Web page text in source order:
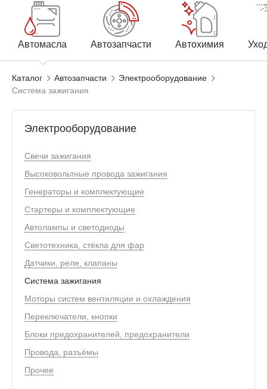
Автомасла Автозапчасти Автохимия
Каталог Автозапчасти
Электрооборудование
Система зажигания
Электрооборудование
Свечи зажигания
Высоковольтные провода зажигания
Генераторы и комплектующие
Стартеры и комплектующие
Автолампы и светодиоды
Светотехника, стёкла для фар
Датчики, реле, клапаны
Система зажигания
Моторы систем вентиляции и охлаждения
Переключатели, кнопки
Блоки предохранителей, предохранители
Провода, разъёмы
Прочее